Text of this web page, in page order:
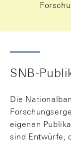
SNB-
Die
eigenen
sind Entwürfe,